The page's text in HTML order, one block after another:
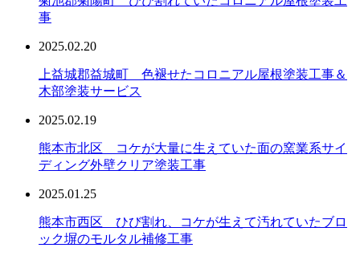
事
2025.02.20
上益城郡益城町 色褪せたコロニアル屋根塗装工事＆
木部塗装サービス
2025.02.19
熊本市北区 コケが大量に生えていた面の窯業系サイ
ディング外壁クリア塗装工事
2025.01.25
熊本市西区 ひび割れ、コケが生えて汚れていたブロ
ック塀のモルタル補修工事